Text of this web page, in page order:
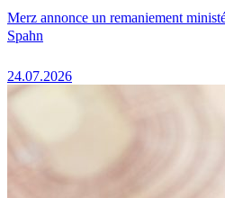
Merz annonce un remaniement
Spahn
24.07.2026